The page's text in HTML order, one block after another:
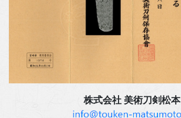
株式会社 美術刀剣松本